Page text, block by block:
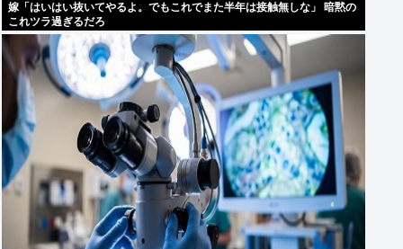
嫁「はいはい抜いてやるよ。でもこれでまた半年は接触無しな」 暗黙の
これツラ過ぎるだろ